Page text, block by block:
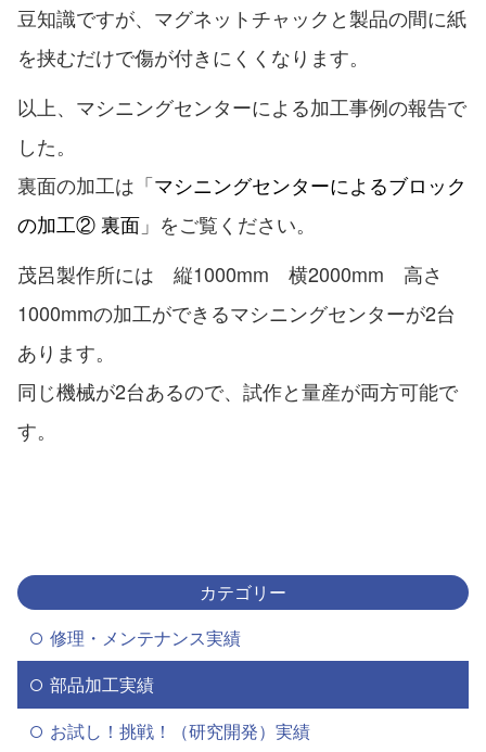
豆知識ですが、マグネットチャックと製品の間に紙
を挟むだけで傷が付きにくくなります。
以上、マシニングセンターによる加工事例の報告で
した。
裏面の加工は「マシニングセンターによるブロック
の加工② 裏面 」をご覧ください。
茂呂製作所には 縦1000mm 横2000mm 高さ
1000mmの加工ができるマシニングセンターが2台
あります。
同じ機械が2台あるので、試作と量産が両方可能で
す。
カテゴリー
修理・メンテナンス実績
部品加工実績
お試し！挑戦！（研究開発）実績